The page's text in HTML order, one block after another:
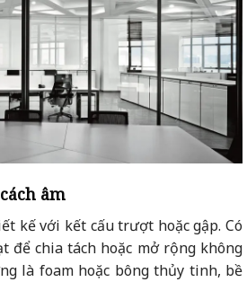
âm
kế với kết cấu trượt hoặc gập. Có
để chia tách hoặc mở rộng không
là foam hoặc bông thủy tinh, bề